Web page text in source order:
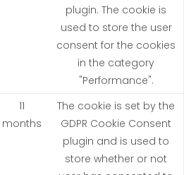
plugin. The cookie is
used to store the user
consent for the cookies
in the category
"Performance".
11
months
The cookie is set by the
GDPR Cookie Consent
plugin and is used to
store whether or not